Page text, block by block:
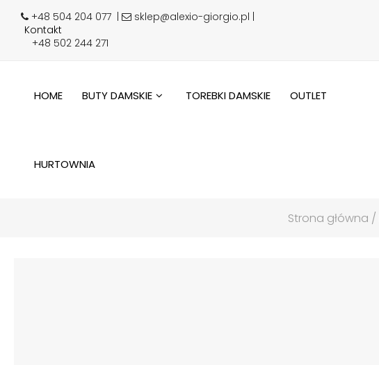
+48 504 204 077
sklep@alexio-giorgio.pl |
Kontakt
+48 502 244 271
HOME BUTY DAMSKIE TOREBKI DAMSKIE OUTLET
HURTOWNIA
Strona główna